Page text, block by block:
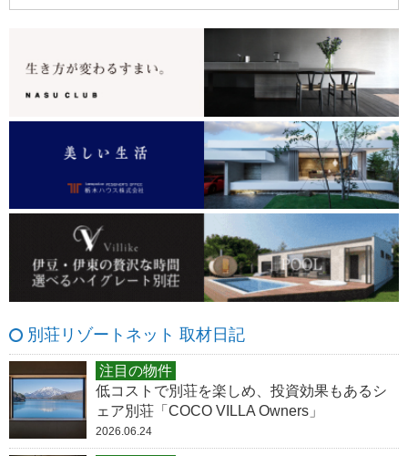
別荘リゾートネット 取材日記
注目の物件
低コストで別荘を楽しめ、投資効果もあるシ
ェア別荘「COCO VILLA Owners」
2026.06.24